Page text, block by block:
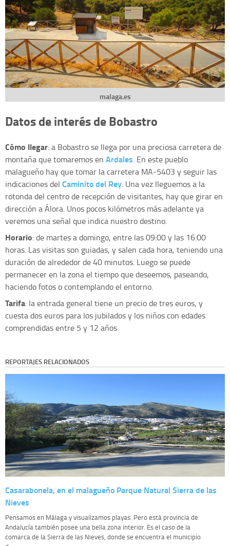
malaga.es
Datos de interés de Bobastro
Cómo llegar: a Bobastro se llega por una preciosa carretera de
montaña que tomaremos en Ardales. En este pueblo
malagueño hay que tomar la carretera MA-5403 y seguir las
indicaciones del Caminito del Rey. Una vez lleguemos a la
rotonda del centro de recepción de visitantes, hay que girar en
dirección a Álora. Unos pocos kilómetros más adelante ya
veremos una señal que indica nuestro destino.
Horario: de martes a domingo, entre las 09:00 y las 16:00
horas. Las visitas son guiadas, y salen cada hora, teniendo una
duración de alrededor de 40 minutos. Luego se puede
permanecer en la zona el tiempo que deseemos, paseando,
haciendo fotos o contemplando el entorno.
Tarifa: la entrada general tiene un precio de tres euros, y
cuesta dos euros para los jubilados y los niños con edades
comprendidas entre 5 y 12 años.
REPORTAJES RELACIONADOS
Casarabonela, en el malagueño Parque Natural Sierra de las
Nieves
Pensamos en Málaga y visualizamos playas. Pero está provincia de
Andalucía también posee una bella zona interior. Es el caso de la
comarca de la Sierra de las Nieves, donde se encuentra el municipio